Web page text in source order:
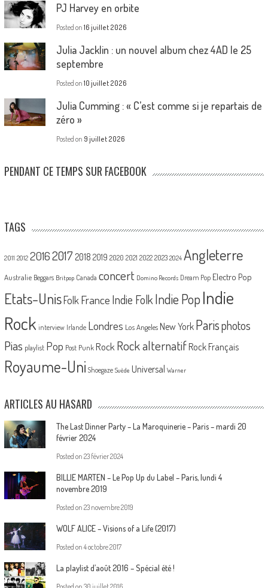
PJ Harvey en orbite
Posted on 16 juillet 2026
Julia Jacklin : un nouvel album chez 4AD le 25
septembre
Posted on 10 juillet 2026
Julia Cumming : « C’est comme si je repartais de
zéro »
Posted on 9 juillet 2026
PENDANT CE TEMPS SUR FACEBOOK
TAGS
2011 2012 20162017 2018 2019 2020 2021 2022 2023 2024 Angleterre
Australie Beggars Britpop Canada concert Domino Records Dream Pop Electro Pop
Etats-UnisFolk France Indie Folk Indie PopIndie
Rock interview Irlande Londres Los Angeles New York Parisphotos
Pias playlist Pop Post Punk Rock Rock alternatif Rock Français
Royaume-Uni Shoegaze Suède Universal Warner
ARTICLES AU HASARD
The Last Dinner Party – La Maroquinerie – Paris – mardi 20
février 2024
Posted on 23 février 2024
BILLIE MARTEN – Le Pop Up du Label – Paris, lundi 4
novembre 2019
Posted on 23 novembre 2019
WOLF ALICE – Visions of a Life (2017)
Posted on 4 octobre 2017
La playlist d’août 2016 – Spécial été !
Posted on 30 juillet 2016